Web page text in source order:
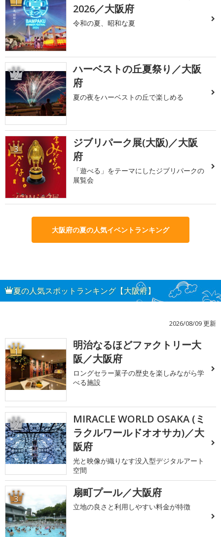
2026／大阪府
令和の夏、昭和な夏
2
ハーベストの丘夏祭り／大阪
府
夏の夜をハーベストの丘で楽しめる
3
ジブリパーク展(大阪)／大阪
府
「遊べる」をテーマにしたジブリパークの
展覧会
大阪府の夏の人気イベントランキング
夏の人気スポットランキング【大阪府】
2026/08/09 更新
1
明治なるほどファクトリー大
阪／大阪府
ロングセラー菓子の歴史を楽しみながら学
べる施設
2
MIRACLE WORLD OSAKA (ミ
ラクルワールドオオサカ)／大
阪府
光と映像が織りなす没入型デジタルアート
空間
3 扇町プール／大阪府
立地の良さと利用しやすい料金が特徴